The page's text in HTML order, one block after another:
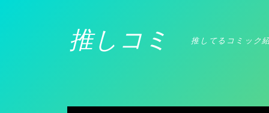
推しコミ 推してるコミック